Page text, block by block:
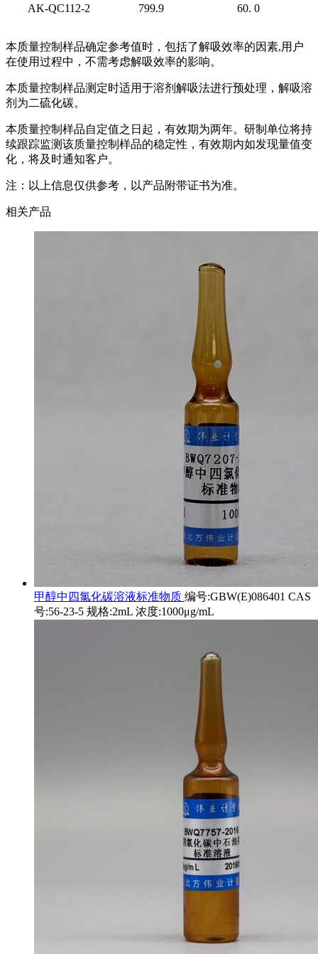
AK-QC112-2 799.9 60. 0
本质量控制样品确定参考值时，包括了解吸效率的因素,用户
在使用过程中，不需考虑解吸效率的影响。
本质量控制样品测定时适用于溶剂解吸法进行预处理，解吸溶
剂为二硫化碳。
本质量控制样品自定值之日起，有效期为两年。研制单位将持
续跟踪监测该质量控制样品的稳定性，有效期内如发现量值变
化，将及时通知客户。
注：以上信息仅供参考，以产品附带证书为准。
相关产品
甲醇中四氯化碳溶液标准物质 编号:GBW(E)086401 CAS
号:56-23-5 规格:2mL 浓度:1000μg/mL